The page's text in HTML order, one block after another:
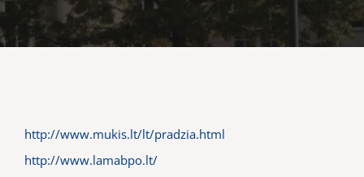
http://www.mukis.lt/lt/pradzia.html
http://www.lamabpo.lt/